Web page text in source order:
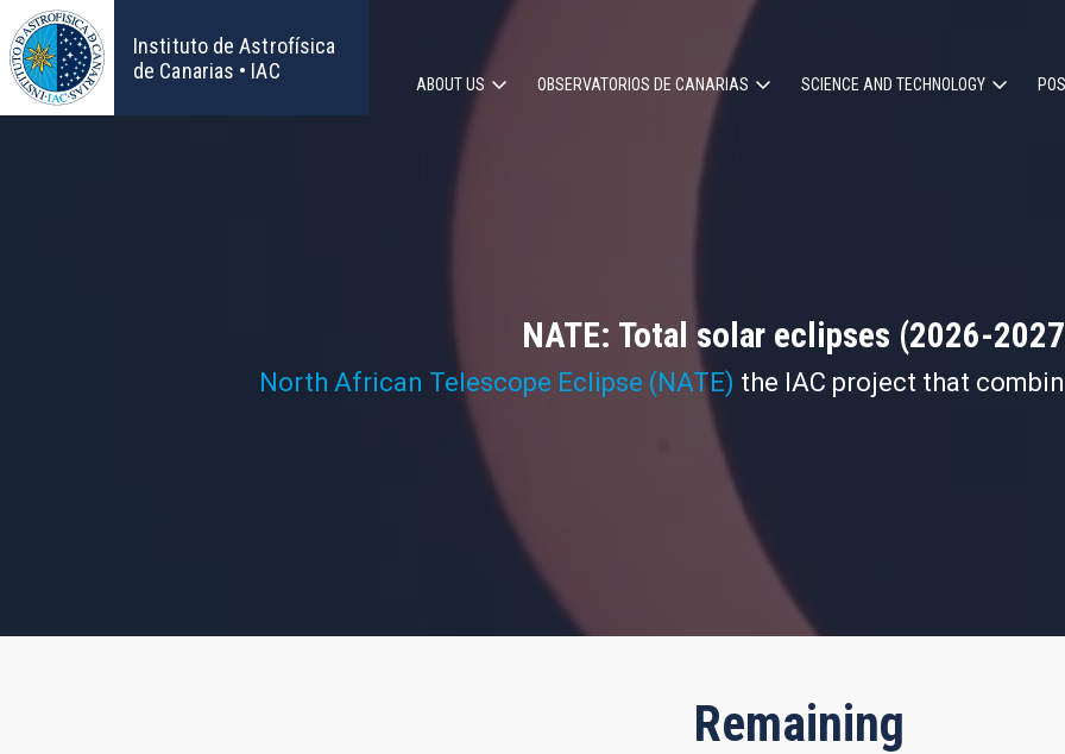
Skip
to
main
content
Instituto de Astrofísica
de Canarias • IAC
Main
navigation
ABOUT US OBSERVATORIOS DE CANARIAS SCIENCE AND TECHNOLOGY
NATE: Total solar eclipses (2026-
North African Telescope Eclipse (NATE) the IAC project that
Remaining